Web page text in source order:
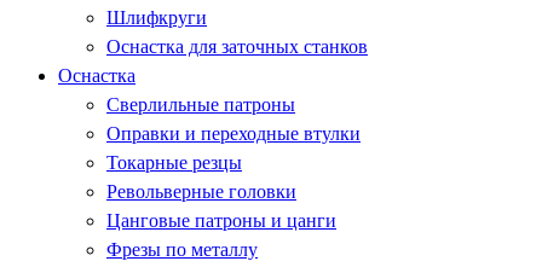
Шлифкруги
Оснастка для заточных станков
Оснастка
Сверлильные патроны
Оправки и переходные втулки
Токарные резцы
Револьверные головки
Цанговые патроны и цанги
Фрезы по металлу